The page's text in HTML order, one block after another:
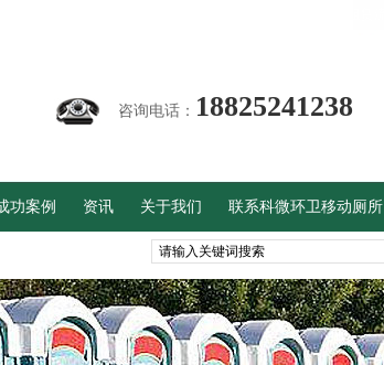
咨询电话： 18825241238
功案例 资讯 关于我们 联系科微环卫移动厕所